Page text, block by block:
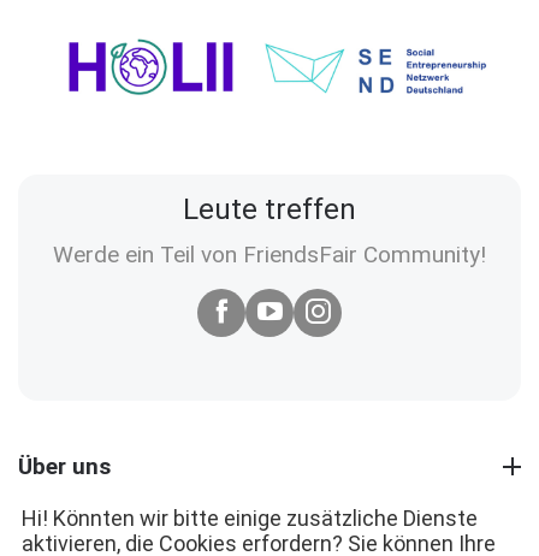
Leute treffen
Werde ein Teil von FriendsFair Community!
Über uns
Hi! Könnten wir bitte einige zusätzliche Dienste
aktivieren, die Cookies erfordern? Sie können Ihre